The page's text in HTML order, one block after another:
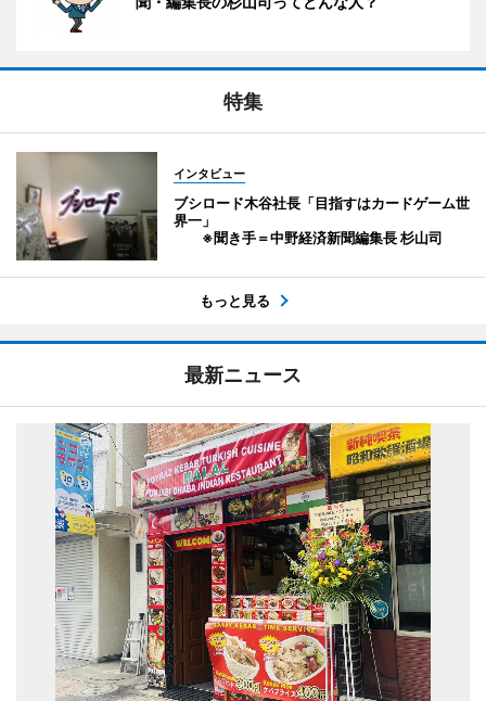
特集
インタビュー
ブシロード木谷社長「目指すはカードゲーム世
界一」
※聞き手＝中野経済新聞編集長 杉山司
もっと見る
最新ニュース